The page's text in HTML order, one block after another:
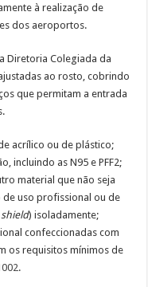
à realização de
dos aeroportos.
Diretoria Colegiada da
ao rosto, cobrindo
que permitam a entrada
acrílico ou de plástico;
incluindo as N95 e PFF2;
material que não seja
uso profissional ou de
shield) isoladamente;
confeccionadas com
os requisitos mínimos de
.